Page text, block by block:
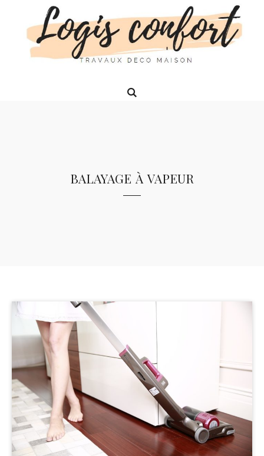
balayage à vapeur